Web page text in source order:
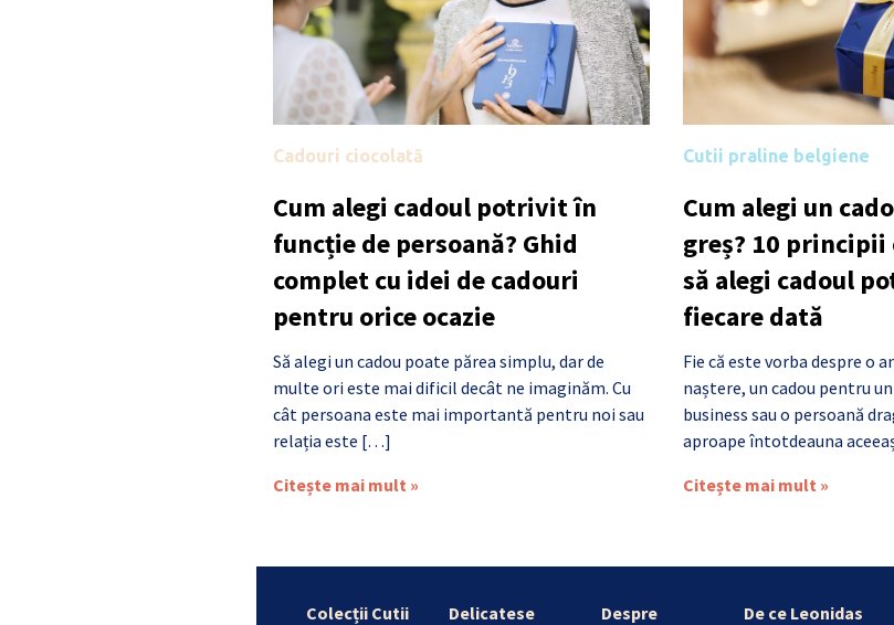
Cadouri ciocolată
Cum alegi cadoul potrivit în
funcție de persoană? Ghid
complet cu idei de cadouri
pentru orice ocazie
Să alegi un cadou poate părea simplu, dar de
multe ori este mai dificil decât ne imaginăm. Cu
cât persoana este mai importantă pentru noi sau
relația este […]
Citește mai mult »
Cutii praline belgiene
Cum alegi un
greș? 10 principii
să alegi cadoul
fiecare dată
Fie că este vorba despre o
naștere, un cadou pentru
business sau o persoană
aproape întotdeauna
Citește mai mult »
Colecții Cutii Delicatese
Despre
De ce Leonidas